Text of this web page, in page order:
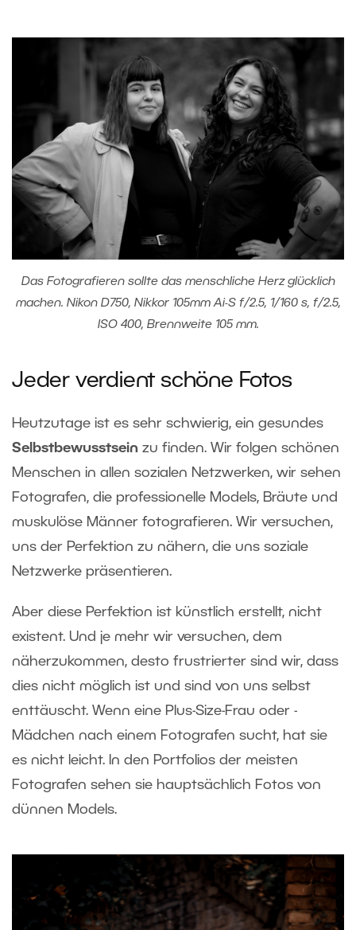
Das Fotografieren sollte das menschliche Herz glücklich
machen. Nikon D750, Nikkor 105mm Ai-S f/2.5, 1/160 s, f/2.5,
ISO 400, Brennweite 105 mm.
Jeder verdient schöne Fotos
Heutzutage ist es sehr schwierig, ein gesundes
Selbstbewusstsein zu finden. Wir folgen schönen
Menschen in allen sozialen Netzwerken, wir sehen
Fotografen, die professionelle Models, Bräute und
muskulöse Männer fotografieren. Wir versuchen,
uns der Perfektion zu nähern, die uns soziale
Netzwerke präsentieren.
Aber diese Perfektion ist künstlich erstellt, nicht
existent. Und je mehr wir versuchen, dem
näherzukommen, desto frustrierter sind wir, dass
dies nicht möglich ist und sind von uns selbst
enttäuscht. Wenn eine Plus-Size-Frau oder -
Mädchen nach einem Fotografen sucht, hat sie
es nicht leicht. In den Portfolios der meisten
Fotografen sehen sie hauptsächlich Fotos von
dünnen Models.